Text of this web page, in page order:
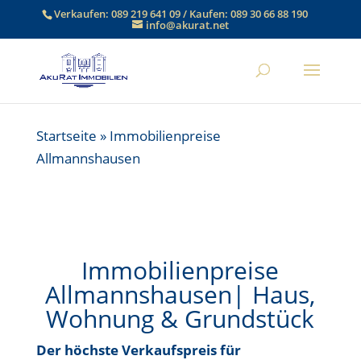
Verkaufen:089 219 641 09/ Kaufen:089 30 66 88 190
info@akurat.net
Startseite » Immobilienpreise
Allmannshausen
Immobilienpreise
Allmannshausen| Haus,
Wohnung & Grundstück
Der höchste Verkaufspreis für